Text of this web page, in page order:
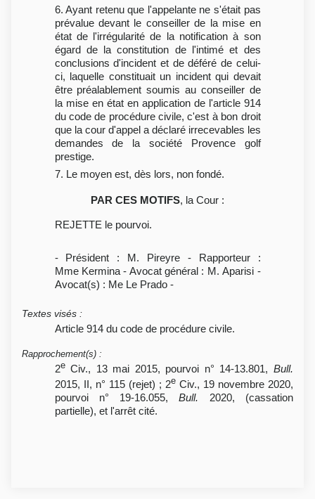
6. Ayant retenu que l'appelante ne s'était pas
prévalue devant le conseiller de la mise en
état de l'irrégularité de la notification à son
égard de la constitution de l'intimé et des
conclusions d'incident et de déféré de celui-
ci, laquelle constituait un incident qui devait
être préalablement soumis au conseiller de
la mise en état en application de l'article 914
du code de procédure civile, c'est à bon droit
que la cour d'appel a déclaré irrecevables les
demandes de la société Provence golf
prestige.
7. Le moyen est, dès lors, non fondé.
PAR CES MOTIFS, la Cour :
REJETTE le pourvoi.
- Président : M. Pireyre - Rapporteur :
Mme Kermina - Avocat général : M. Aparisi -
Avocat(s) : Me Le Prado -
Textes visés :
Article 914 du code de procédure civile.
Rapprochement(s) :
2eCiv., 13 mai 2015, pourvoi n° 14-13.801, Bull.
2015, II, n° 115 (rejet) ; 2eCiv., 19 novembre 2020,
pourvoi n° 19-16.055,Bull. 2020, (cassation
partielle), et l'arrêt cité.